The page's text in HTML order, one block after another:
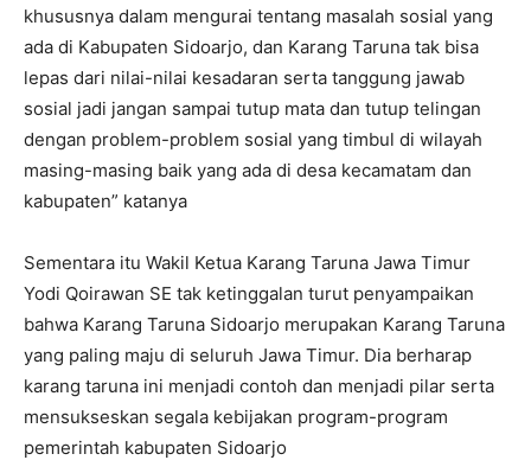
khususnya dalam mengurai tentang masalah sosial yang
ada di Kabupaten Sidoarjo, dan Karang Taruna tak bisa
lepas dari nilai-nilai kesadaran serta tanggung jawab
sosial jadi jangan sampai tutup mata dan tutup telingan
dengan problem-problem sosial yang timbul di wilayah
masing-masing baik yang ada di desa kecamatam dan
kabupaten” katanya
Sementara itu Wakil Ketua Karang Taruna Jawa Timur
Yodi Qoirawan SE tak ketinggalan turut penyampaikan
bahwa Karang Taruna Sidoarjo merupakan Karang Taruna
yang paling maju di seluruh Jawa Timur. Dia berharap
karang taruna ini menjadi contoh dan menjadi pilar serta
mensukseskan segala kebijakan program-program
pemerintah kabupaten Sidoarjo